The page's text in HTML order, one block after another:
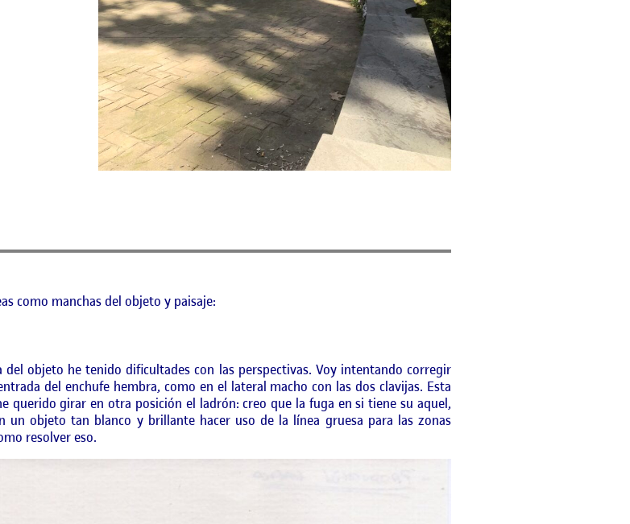
como manchas del objeto y paisaje:
objeto he tenido dificultades con las perspectivas. Voy intentando corregir
del enchufe hembra, como en el lateral macho con las dos clavijas. Esta
querido girar en otra posición el ladrón: creo que la fuga en si tiene su aquel,
un objeto tan blanco y brillante hacer uso de la línea gruesa para las zonas
resolver eso.